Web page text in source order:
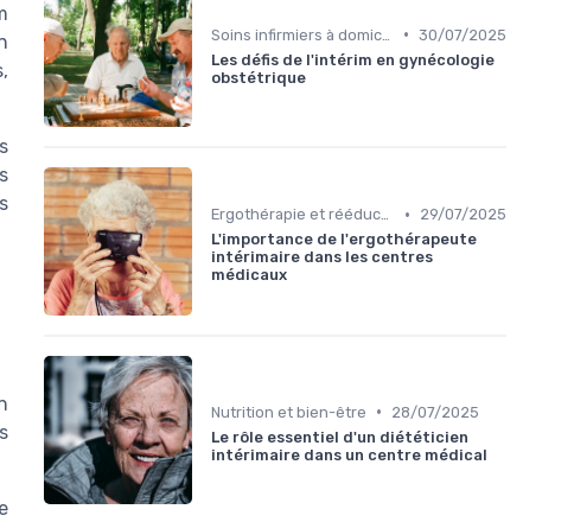
• 30/07/2025
Les défis de l'intérim en gynécologie
obstétrique
Ergothérapie et rééducation •
29/07/2025
L'importance de l'ergothérapeute
intérimaire dans les centres
médicaux
Nutrition et bien-être •
28/07/2025
Le rôle essentiel d'un diététicien
intérimaire dans un centre médical